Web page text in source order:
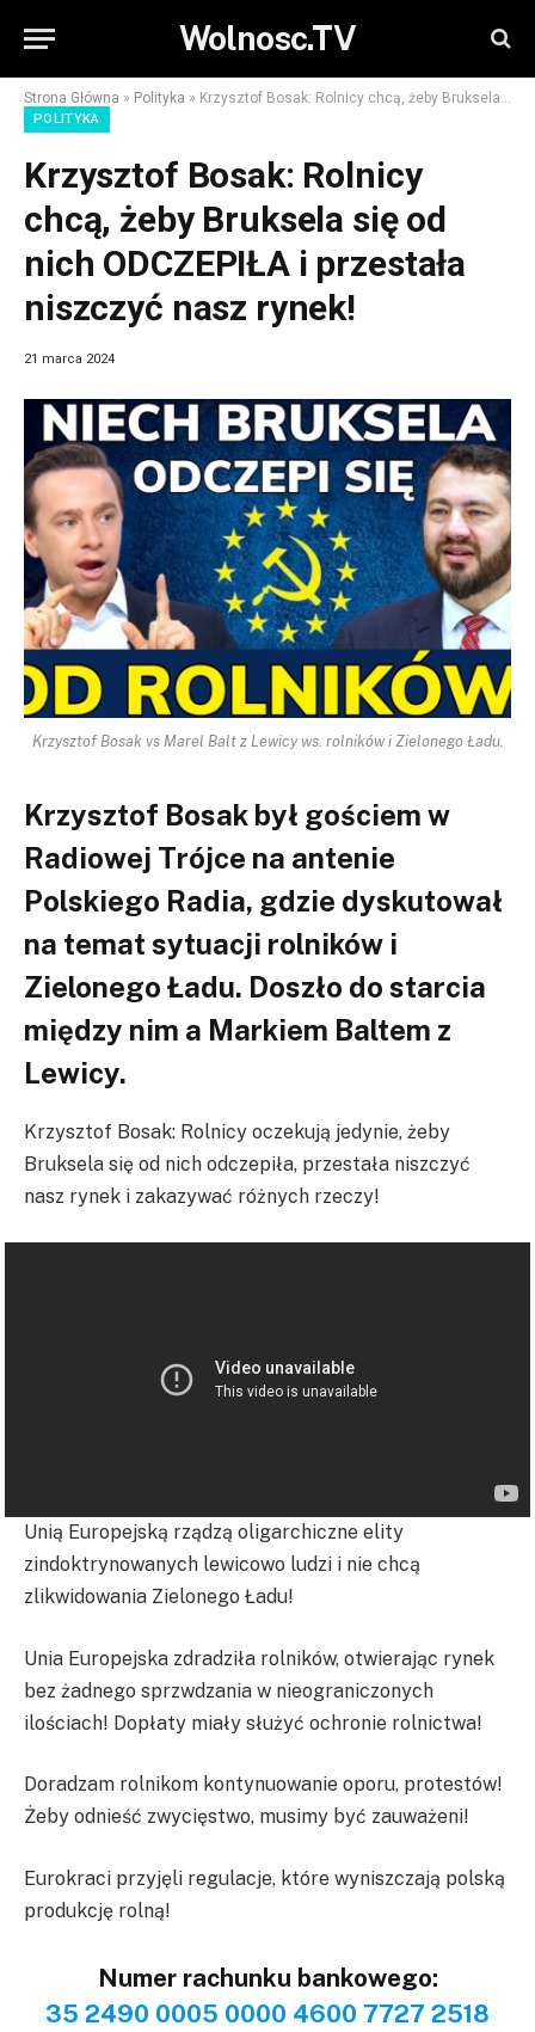
Wolnosc.TV
Strona Główna » Polityka » Krzysztof Bosak: Rolnicy chcą, żeby Bruksela się od nich ODCZEPIŁA i przestała niszczyć nasz rynek!
POLITYKA
Krzysztof Bosak: Rolnicy
chcą, żeby Bruksela się od
nich ODCZEPIŁA i przestała
niszczyć nasz rynek!
21 marca 2024
Krzysztof Bosak vs Marel Balt z Lewicy ws. rolników i Zielonego Ładu.
Krzysztof Bosak był gościem w
Radiowej Trójce na antenie
Polskiego Radia, gdzie dyskutował
na temat sytuacji rolników i
Zielonego Ładu. Doszło do starcia
między nim a Markiem Baltem z
Lewicy.
Krzysztof Bosak: Rolnicy oczekują jedynie, żeby
Bruksela się od nich odczepiła, przestała niszczyć
nasz rynek i zakazywać różnych rzeczy!
Unią Europejską rządzą oligarchiczne elity
zindoktrynowanych lewicowo ludzi i nie chcą
zlikwidowania Zielonego Ładu!
Unia Europejska zdradziła rolników, otwierając rynek
bez żadnego sprzwdzania w nieograniczonych
ilościach! Dopłaty miały służyć ochronie rolnictwa!
Doradzam rolnikom kontynuowanie oporu, protestów!
Żeby odnieść zwycięstwo, musimy być zauważeni!
Eurokraci przyjęli regulacje, które wyniszczają polską
produkcję rolną!
Numer rachunku bankowego:
35 2490 0005 0000 4600 7727 2518